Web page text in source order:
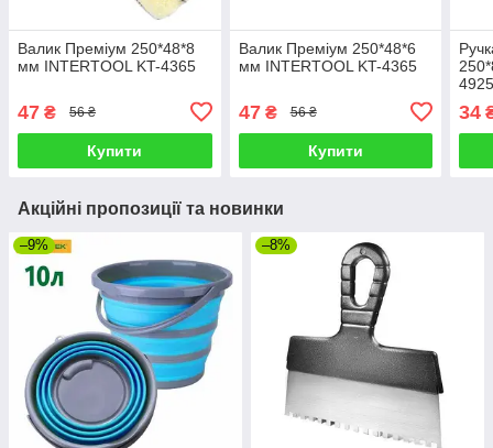
Валик Преміум 250*48*8
мм INTERTOOL KT-4365
47 ₴ 56 ₴
Купити
Валик Преміум 250*48*6
мм INTERTOOL KT-4365
47₴ 56 ₴
Купити
34
Акційні пропозиції та новинки
–9% –8%